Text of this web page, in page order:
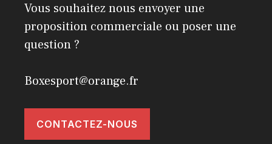
Vous souhaitez nous envoyer une
proposition commerciale ou poser une
question ?
Boxesport@orange.fr
CONTACTEZ-NOUS